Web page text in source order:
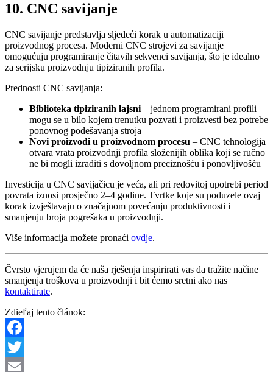
10. CNC savijanje
CNC savijanje predstavlja sljedeći korak u automatizaciji
proizvodnog procesa. Moderni CNC strojevi za savijanje
omogućuju programiranje čitavih sekvenci savijanja, što je idealno
za serijsku proizvodnju tipiziranih profila.
Prednosti CNC savijanja:
Biblioteka tipiziranih lajsni – jednom programirani profili
mogu se u bilo kojem trenutku pozvati i proizvesti bez potrebe
ponovnog podešavanja stroja
Novi proizvodi u proizvodnom procesu – CNC tehnologija
otvara vrata proizvodnji profila složenijih oblika koji se ručno
ne bi mogli izraditi s dovoljnom preciznošću i ponovljivošću
Investicija u CNC savijačicu je veća, ali pri redovitoj upotrebi period
povrata iznosi prosječno 2–4 godine. Tvrtke koje su poduzele ovaj
korak izvještavaju o značajnom povećanju produktivnosti i
smanjenju broja pogrešaka u proizvodnji.
Više informacija možete pronaći ovdje.
Čvrsto vjerujem da će naša rješenja inspirirati vas da tražite načine
smanjenja troškova u proizvodnji i bit ćemo sretni ako nas
kontaktirate.
Zdieľaj tento článok:
Facebook
Twitter